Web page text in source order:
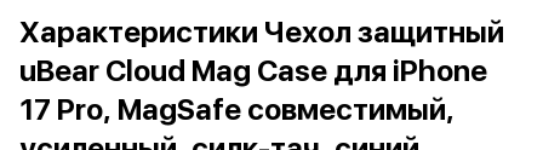
Характеристики Чехол защитный
uBear Cloud Mag Case для iPhone
17 Pro, MagSafe совместимый,